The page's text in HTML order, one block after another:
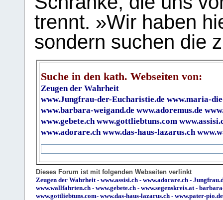
trennt. »Wir haben
sondern suchen die
Suche in den kath. Webseiten von:
Zeugen der Wahrheit
www.Jungfrau-der-Eucharistie.de www.maria-
www.barbara-weigand.de www.adoremus.de
www.gebete.ch www.gottliebtuns.com
www.adorare.ch www.das-haus-lazarus.ch
Dieses Forum ist mit folgenden Webseiten verlinkt
Zeugen der Wahrheit - www.assisi.ch - www.adorare.ch -
www.wallfahrten.ch - www.gebete.ch - www.segenskreis.at -
www.gottliebtuns.com- www.das-haus-lazarus.ch - www.pater-pio.de